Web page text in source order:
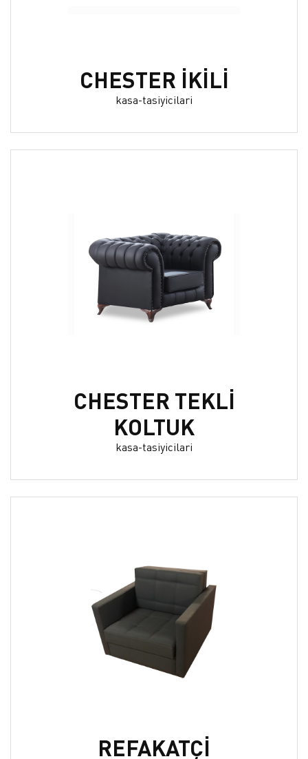
CHESTER İKİLİ
kasa-tasiyicilari
CHESTER TEKLİ
KOLTUK
kasa-tasiyicilari
REFAKATÇİ